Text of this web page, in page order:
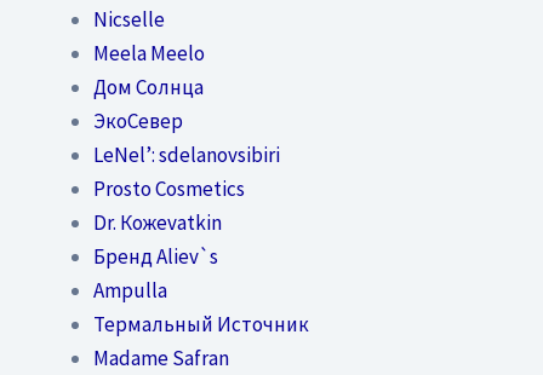
Nicselle
Meela Meelo
Дом Солнца
ЭкоСевер
LeNel’: sdelanovsibiri
Prosto Cosmetics
Dr. Кожеvatkin
Бренд Aliev`s
Ampulla
Термальный Источник
Madame Safran